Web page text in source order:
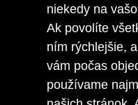
niekedy na
Ak povolíte
ním rýchlejšie,
vám počas
používame